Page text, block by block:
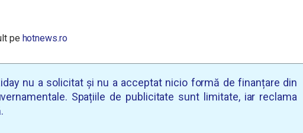
pe hotnews.ro
nu a solicitat și nu a acceptat nicio formă de finanțare din
Spațiile de publicitate sunt limitate, iar reclama